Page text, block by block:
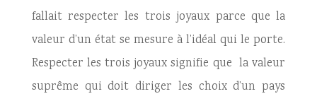
fallait respecter les trois joyaux parce que la
valeur d’un état se mesure à l’idéal qui le porte.
Respecter les trois joyaux signifie que la valeur
suprême qui doit diriger les choix d’un pays